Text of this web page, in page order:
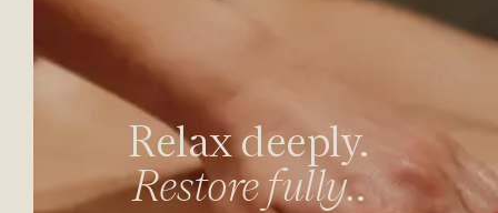
Relax deeply.
Restore fully..